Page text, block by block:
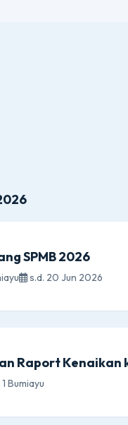
SPMB 2026
s.d. 20 Jun 2026
Raport Kenaikan
Bumiayu